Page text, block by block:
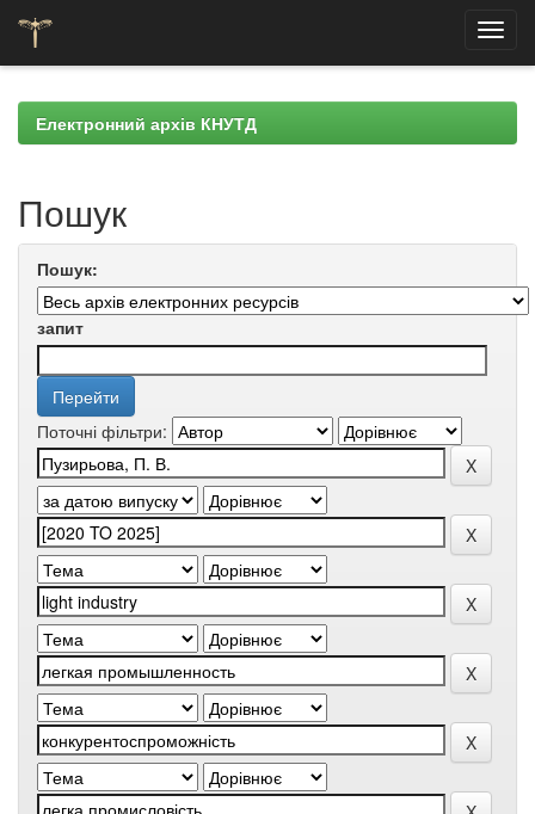
navigationЕлектронний архів КНУТД
Пошук
Пошук:
запит
Поточні фільтри: